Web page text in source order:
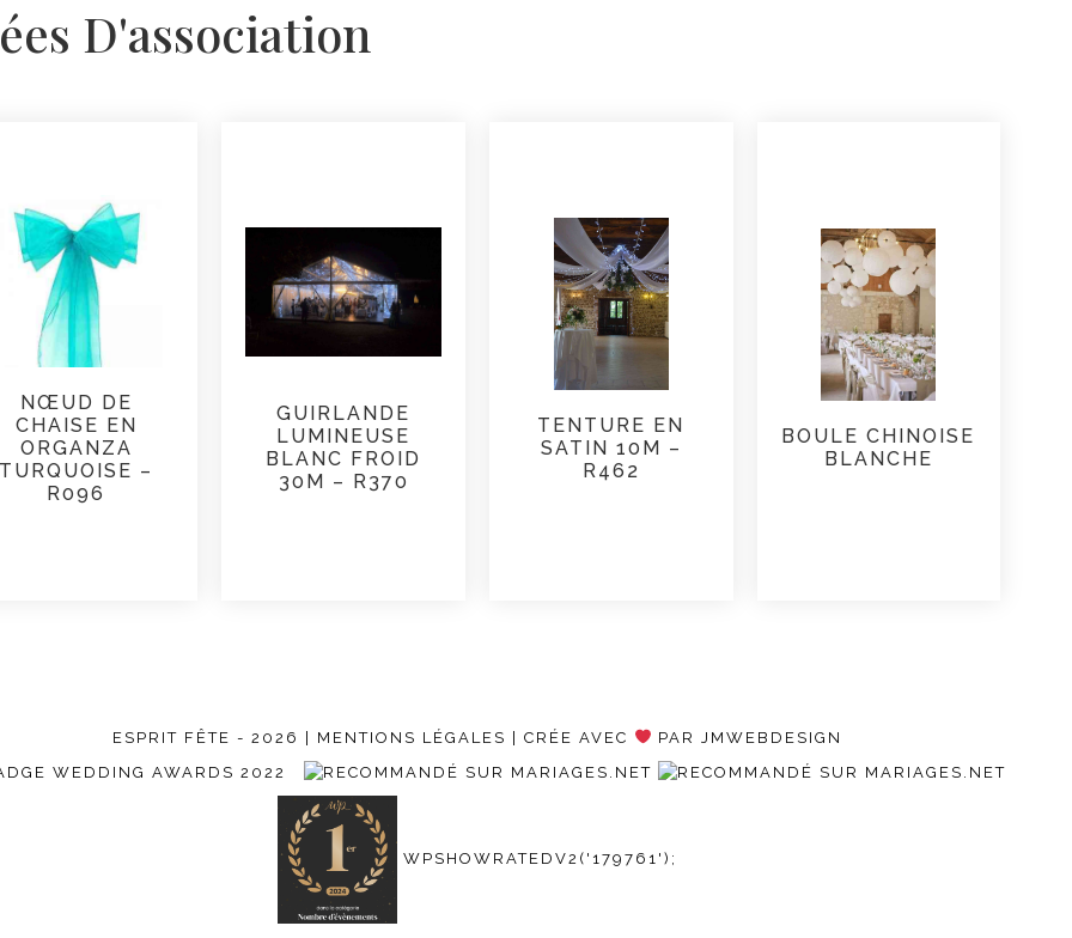
D'association
NŒUD DE
CHAISE EN
ORGANZA
TURQUOISE –
R096
GUIRLANDE
LUMINEUSE
BLANC FROID
30M – R370
TENTURE EN
SATIN 10M –
R462
BOULE CHINOISE
BLANCHE
ESPRIT FÊTE - 2026 | MENTIONS LÉGALES | CRÉE AVEC PAR JMWEBDESIGN
WPSHOWRATEDV2('179761');